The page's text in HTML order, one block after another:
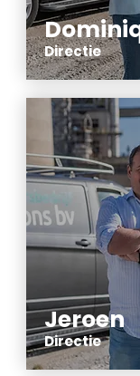
Directie
Jeroen
Directie